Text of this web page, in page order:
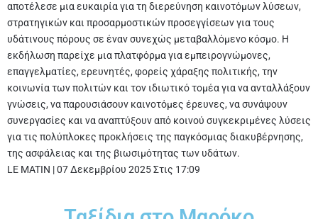
αποτέλεσε μια ευκαιρία για τη διερεύνηση καινοτόμων λύσεων,
στρατηγικών και προσαρμοστικών προσεγγίσεων για τους
υδάτινους πόρους σε έναν συνεχώς μεταβαλλόμενο κόσμο. Η
εκδήλωση παρείχε μια πλατφόρμα για εμπειρογνώμονες,
επαγγελματίες, ερευνητές, φορείς χάραξης πολιτικής, την
κοινωνία των πολιτών και τον ιδιωτικό τομέα για να ανταλλάξουν
γνώσεις, να παρουσιάσουν καινοτόμες έρευνες, να συνάψουν
συνεργασίες και να αναπτύξουν από κοινού συγκεκριμένες λύσεις
για τις πολύπλοκες προκλήσεις της παγκόσμιας διακυβέρνησης,
της ασφάλειας και της βιωσιμότητας των υδάτων.
LE MATIN |07 Δεκεμβρίου 2025 Στις 17:09